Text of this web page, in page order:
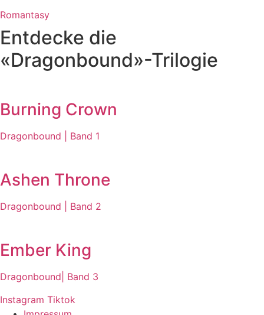
Romantasy
Entdecke die
«Dragonbound»-Trilogie
Burning Crown
Dragonbound | Band 1
Ashen Throne
Dragonbound | Band 2
Ember King
Dragonbound| Band 3
Instagram Tiktok